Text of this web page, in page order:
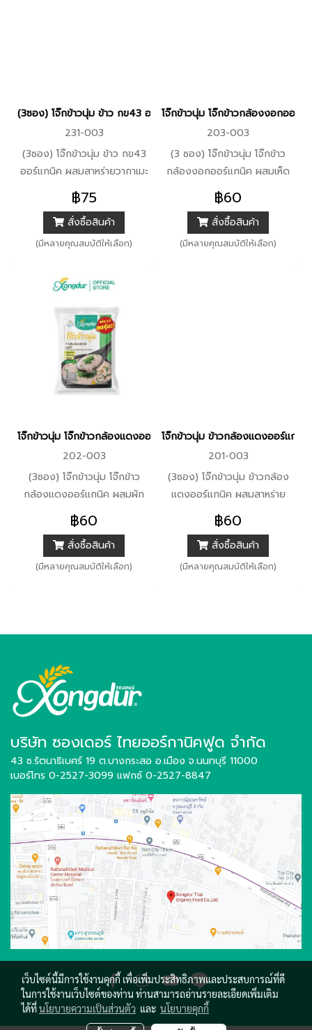
(3ซอง) โจ๊กข้าวนุ่ม ข้าว กข43 ออร์แกนิค ผสมสาหร่ายวากาเมะ รสมิโ
231-003
(3ซอง) โจ๊กข้าวนุ่ม ข้าว กข43
ออร์แกนิค ผสมสาหร่ายวากาเมะ
รสมิโซะ (ขนาด 30 กรัม)
Xongdur ซองเดอร์
฿75
สั่งซื้อสินค้า
(มีหลายคุณสมบัติให้เลือก)
โจ๊กข้าวนุ่ม โจ๊กข้าวกล้องงอกออร์
203-003
(3 ซอง) โจ๊กข้าวนุ่ม โจ๊กข้าว
กล้องงอกออร์แกนิค ผสมเห็ด
หอม (ขนาด 30 กรัม) Xongdur
ซองเดอร์
฿60
สั่งซื้อสินค้า
(มีหลายคุณสมบัติให้เลือก)
โจ๊กข้าวนุ่ม โจ๊กข้าวกล้องแดงออร์แกนิค ผสมผัก (ขนาด 30 กรัม)
202-003
(3ซอง) โจ๊กข้าวนุ่ม โจ๊กข้าว
กล้องแดงออร์แกนิค ผสมผัก
(ขนาด 30 กรัม) Xongdur ซอง
เดอร์
฿60
สั่งซื้อสินค้า
(มีหลายคุณสมบัติให้เลือก)
โจ๊กข้าวนุ่ม ข้าวกล้องแดงออร์แกนิ
201-003
(3ซอง) โจ๊กข้าวนุ่ม ข้าวกล้อง
แดงออร์แกนิค ผสมสาหร่าย
(ขนาด 30 กรัม) Xongdur ซอง
เดอร์
฿60
สั่งซื้อสินค้า
(มีหลายคุณสมบัติให้เลือก)
บริษัท ซองเดอร์ ไทยออร์กานิคฟูด จำกัด
43 ซ.รัตนาธิเบศร์ 19 ต.บางกระสอ อ.เมือง จ.นนทบุรี 11000
เบอร์โทร 0-2527-3099 แฟกซ์ 0-2527-8847
เว็บไซต์นี้มีการใช้งานคุกกี้ เพื่อเพิ่มประสิทธิภาพและประสบการณ์ที่ดี
ในการใช้งานเว็บไซต์ของท่าน ท่านสามารถอ่านรายละเอียดเพิ่มเติม
ได้ที่นโยบายความเป็นส่วนตัว และ นโยบายคุกกี้